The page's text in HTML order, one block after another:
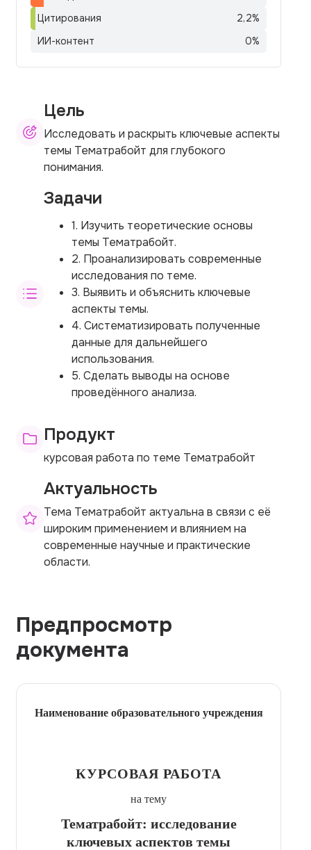
Цитирования
2,2%
ИИ-контент
0%
Цель
Исследовать и раскрыть ключевые аспекты
темы Тематрaбойт для глубокого
понимания.
Задачи
1. Изучить теоретические основы
темы Тематрaбойт.
2. Проанализировать современные
исследования по теме.
3. Выявить и объяснить ключевые
аспекты темы.
4. Систематизировать полученные
данные для дальнейшего
использования.
5. Сделать выводы на основе
проведённого анализа.
Продукт
курсовая работа по теме Тематрaбойт
Актуальность
Тема Тематрaбойт актуальна в связи с её
широким применением и влиянием на
современные научные и практические
области.
Предпросмотр
документа
Наименование образовательного учреждения
КУРСОВАЯ РАБОТА
на тему
Тематрaбойт: исследование
ключевых аспектов темы